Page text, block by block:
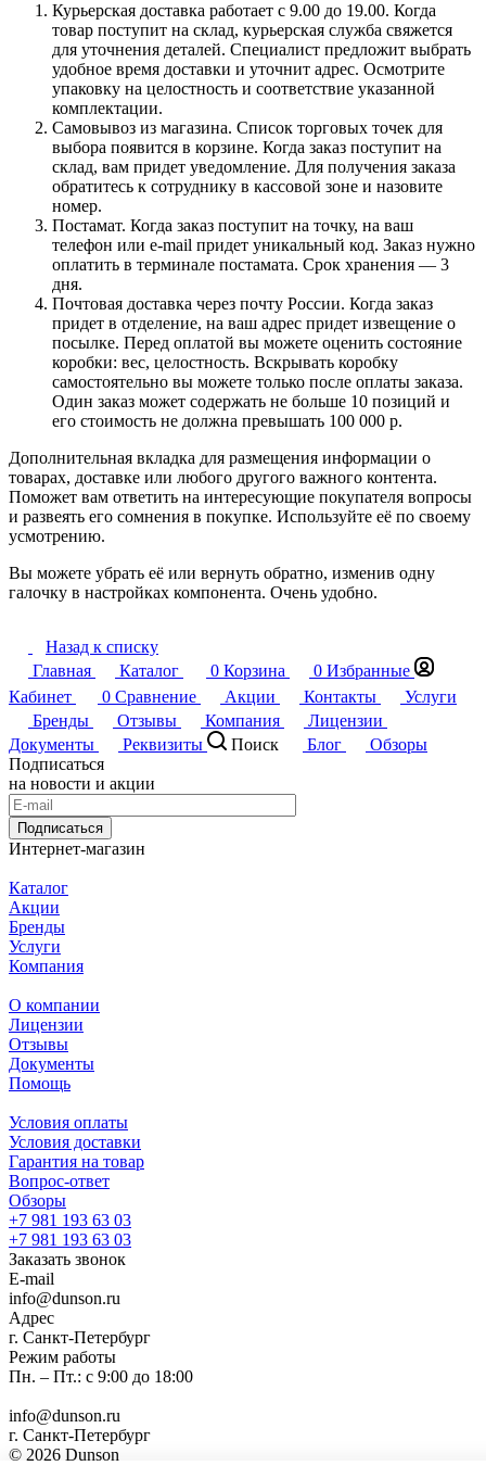
Курьерская доставка работает с 9.00 до 19.00. Когда
товар поступит на склад, курьерская служба свяжется
для уточнения деталей. Специалист предложит выбрать
удобное время доставки и уточнит адрес. Осмотрите
упаковку на целостность и соответствие указанной
комплектации.
Самовывоз из магазина. Список торговых точек для
выбора появится в корзине. Когда заказ поступит на
склад, вам придет уведомление. Для получения заказа
обратитесь к сотруднику в кассовой зоне и назовите
номер.
Постамат. Когда заказ поступит на точку, на ваш
телефон или e-mail придет уникальный код. Заказ нужно
оплатить в терминале постамата. Срок хранения — 3
дня.
Почтовая доставка через почту России. Когда заказ
придет в отделение, на ваш адрес придет извещение о
посылке. Перед оплатой вы можете оценить состояние
коробки: вес, целостность. Вскрывать коробку
самостоятельно вы можете только после оплаты заказа.
Один заказ может содержать не больше 10 позиций и
его стоимость не должна превышать 100 000 р.
Дополнительная вкладка для размещения информации о
товарах, доставке или любого другого важного контента.
Поможет вам ответить на интересующие покупателя вопросы
и развеять его сомнения в покупке. Используйте её по своему
усмотрению.
Вы можете убрать её или вернуть обратно, изменив одну
галочку в настройках компонента. Очень удобно.
Назад к списку
Главная
Каталог 0 Корзина 0 Избранные
Кабинет
0 Сравнение Акции Контакты
Услуги
Бренды
Отзывы Компания
Лицензии
Документы
Реквизиты Поиск Блог
Обзоры
Подписаться
на новости и акции
Подписаться
Интернет-магазин
Каталог
Акции
Бренды
Услуги
Компания
О компании
Лицензии
Отзывы
Документы
Помощь
Условия оплаты
Условия доставки
Гарантия на товар
Вопрос-ответ
Обзоры
+7 981 193 63 03
+7 981 193 63 03
Заказать звонок
E-mail
info@dunson.ru
Адрес
г. Санкт-Петербург
Режим работы
Пн. – Пт.: с 9:00 до 18:00
info@dunson.ru
г. Санкт-Петербург
© 2026 Dunson